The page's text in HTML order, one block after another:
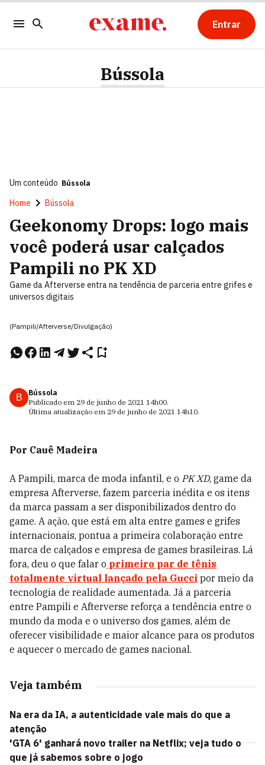
Entrar
Bússola
Um conteúdo Bússola
Home Bússola
Geekonomy Drops: logo mais
você poderá usar calçados
Pampili no PK XD
Game da Afterverse entra na tendência de parceria entre grifes e
universos digitais
(Pampili/Afterverse/Divulgação)
B
Bússola
Publicado em 29 de junho de 2021 14h00.
Última atualização em 29 de junho de 2021 14h10.
Por Cauê Madeira
A Pampili, marca de moda infantil, e o PK XD, game da
empresa Afterverse, fazem parceria inédita e os itens
da marca passam a ser disponibilizados dentro do
game. A ação, que está em alta entre games e grifes
internacionais, pontua a primeira colaboração entre
marca de calçados e empresa de games brasileiras. Lá
fora, deu o que falar o primeiro par de tênis
totalmente virtual lançado pela Gucci por meio da
tecnologia de realidade aumentada. Já a parceria
entre Pampili e Afterverse reforça a tendência entre o
mundo da moda e o universo dos games, além de
oferecer visibilidade e maior alcance para os produtos
e aquecer o mercado de games nacional.
Veja também
Na era da IA, a autenticidade vale mais do que a
atenção
'GTA 6' ganhará novo trailer na Netflix; veja tudo o
que já sabemos sobre o jogo